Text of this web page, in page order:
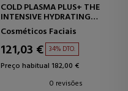
COLD PLASMA PLUS+ THE
INTENSIVE HYDRATING
COMPLEX
CREME HIDRATANTE
INTENSIVO
Cosméticos Faciais
121,03 € 34% DTO.
Preço habitual 182,00 €
0 revisões